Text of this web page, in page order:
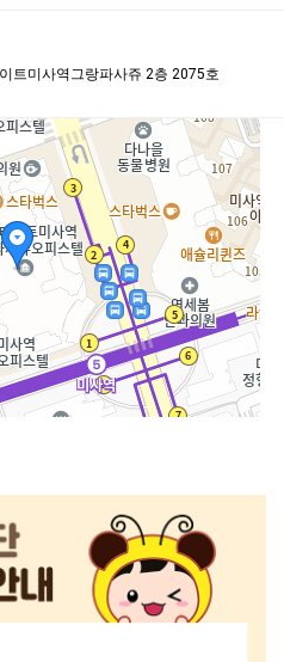
트미사역그랑파사쥬 2층 2075호